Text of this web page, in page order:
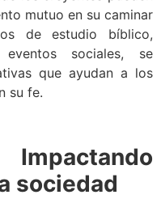
mutuo en su caminar
de estudio bíblico,
sociales, se
que ayudan a los
su fe.
sociedad